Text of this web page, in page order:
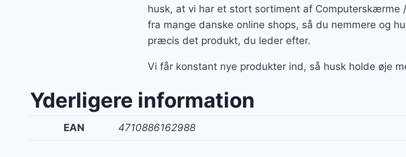
husk, at vi har et stort sortiment af
fra mange danske online shops, så du nemmere og
præcis det produkt, du leder efter.
Vi får konstant nye produkter ind, så husk holde øje
Yderligere information
EAN 4710886162988